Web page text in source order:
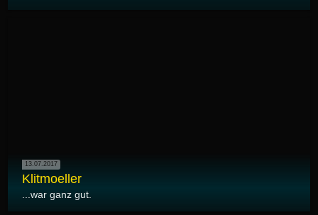
13.07.2017
Klitmoeller
...war ganz gut.